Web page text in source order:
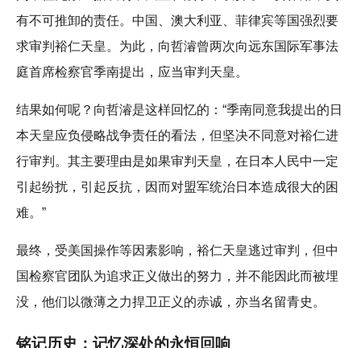
有不可推卸的责任。中国、澳大利亚、菲律宾等国强烈要
求审判裕仁天皇。为此，向哲濬曾两次向远东国际军事法
庭首席检察官季南提出，应当审判天皇。
结果如何呢？向哲濬是这样回忆的：“季南同意我提出的日
本天皇应负侵略战争责任的看法，但坚决不同意对裕仁进
行审判。其主要理由是如果审判天皇，在日本人民中一定
引起纷扰，引起反抗，因而对盟军统治日本造成很大的困
难。”
最终，受美国操作等因素影响，裕仁天皇逃过审判，但中
国检察官团队为追求正义做出的努力，并不能因此而被埋
没，他们以微薄之力捍卫正义的赤诚，亦当名留青史。
铭记历史：记忆深处的永恒回响